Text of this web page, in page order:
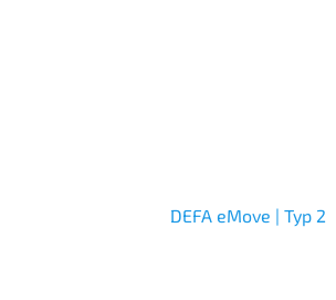
DEFA eMove | Typ 2